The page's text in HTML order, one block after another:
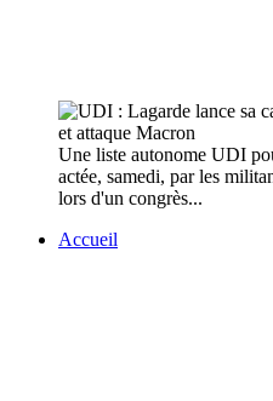
Une liste autonome UDI
actée, samedi, par les
lors d'un congrès...
Accueil